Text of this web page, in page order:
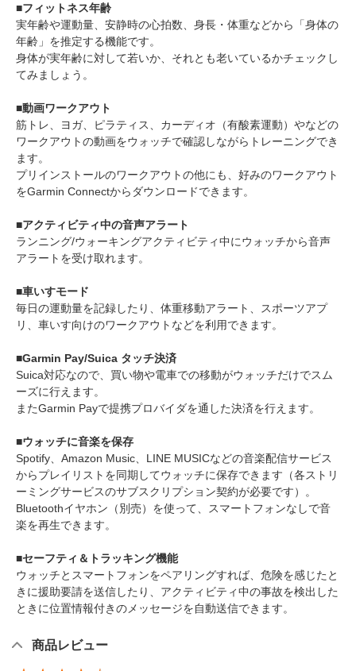
■フィットネス年齢
実年齢や運動量、安静時の心拍数、身長・体重などから「身体の
年齢」を推定する機能です。
身体が実年齢に対して若いか、それとも老いているかチェックし
てみましょう。
■動画ワークアウト
筋トレ、ヨガ、ピラティス、カーディオ（有酸素運動）やなどの
ワークアウトの動画をウォッチで確認しながらトレーニングでき
ます。
プリインストールのワークアウトの他にも、好みのワークアウト
をGarmin Connectからダウンロードできます。
■アクティビティ中の音声アラート
ランニング/ウォーキングアクティビティ中にウォッチから音声
アラートを受け取れます。
■車いすモード
毎日の運動量を記録したり、体重移動アラート、スポーツアプ
リ、車いす向けのワークアウトなどを利用できます。
■Garmin Pay/Suica タッチ決済
Suica対応なので、買い物や電車での移動がウォッチだけでスム
ーズに行えます。
またGarmin Payで提携プロバイダを通した決済を行えます。
■ウォッチに音楽を保存
Spotify、Amazon Music、LINE MUSICなどの音楽配信サービス
からプレイリストを同期してウォッチに保存できます（各ストリ
ーミングサービスのサブスクリプション契約が必要です）。
Bluetoothイヤホン（別売）を使って、スマートフォンなしで音
楽を再生できます。
■セーフティ＆トラッキング機能
ウォッチとスマートフォンをペアリングすれば、危険を感じたと
きに援助要請を送信したり、アクティビティ中の事故を検出した
ときに位置情報付きのメッセージを自動送信できます。
商品レビュー